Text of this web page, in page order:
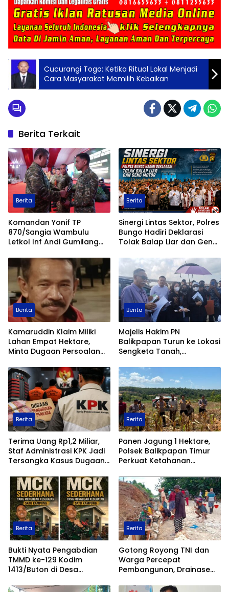
Cucurangi Togo: Ketika Ritual Lokal Menjadi
Cara Masyarakat Memilih Kebaikan
Berita Terkait
Berita
Komandan Yonif TP
870/Sangia Wambulu
Letkol Inf Andi Gumilang
Renang Militer Tahun 2026
Berita
Sinergi Lintas Sektor, Polres
Bungo Hadiri Deklarasi
Tolak Balap Liar dan Geng
Berita
Kamaruddin Klaim Miliki
Lahan Empat Hektare,
Minta Dugaan Persoalan
Transparan
Berita
Majelis Hakim PN
Balikpapan Turun ke Lokasi
Sengketa Tanah,
Perkuat Pencarian Fakta
Hukum
Berita
Terima Uang Rp1,2 Miliar,
Staf Administrasi KPK Jadi
Tersangka Kasus Dugaan
Berita
Panen Jagung 1 Hektare,
Polsek Balikpapan Timur
Perkuat Ketahanan
Program Asta Cita
Berita
Bukti Nyata Pengabdian
TMMD ke-129 Kodim
1413/Buton di Desa
Sederhana Ubah
Berita
Gotong Royong TNI dan
Warga Percepat
Pembangunan, Drainase
1413/Buton Kian Terbentuk